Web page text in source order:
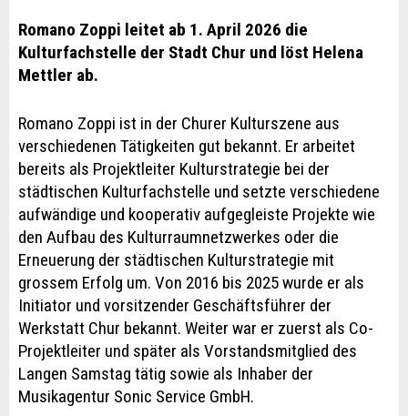
Romano Zoppi leitet ab 1. April 2026 die
Kulturfachstelle der Stadt Chur und löst Helena
Mettler ab.
Romano Zoppi ist in der Churer Kulturszene aus
verschiedenen Tätigkeiten gut bekannt. Er arbeitet
bereits als Projektleiter Kulturstrategie bei der
städtischen Kulturfachstelle und setzte verschiedene
aufwändige und kooperativ aufgegleiste Projekte wie
den Aufbau des Kulturraumnetzwerkes oder die
Erneuerung der städtischen Kulturstrategie mit
grossem Erfolg um. Von 2016 bis 2025 wurde er als
Initiator und vorsitzender Geschäftsführer der
Werkstatt Chur bekannt. Weiter war er zuerst als Co-
Projektleiter und später als Vorstandsmitglied des
Langen Samstag tätig sowie als Inhaber der
Musikagentur Sonic Service GmbH.